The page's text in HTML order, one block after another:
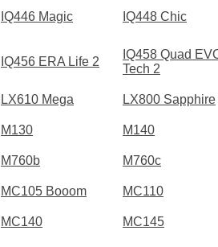
IQ446 Magic IQ448 Chic
IQ456 ERA Life 2
IQ458 Quad
Tech 2
LX610 Mega LX800 Sapphire
M130 M140
M760b M760c
MC105 Booom MC110
MC140 MC145